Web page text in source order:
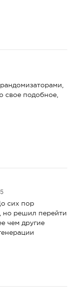
свое подобное,
сих пор
но решил перейти
чем другие